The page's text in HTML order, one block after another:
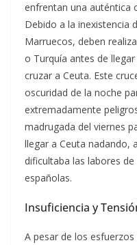
enfrentan una auténtica
Debido a la inexistencia
Marruecos, deben
o Turquía antes de
cruzar a Ceuta. Este
oscuridad de la noche
extremadamente
madrugada del viernes
llegar a Ceuta nadando,
dificultaba las labores
españolas.
Insuficiencia y
A pesar de los